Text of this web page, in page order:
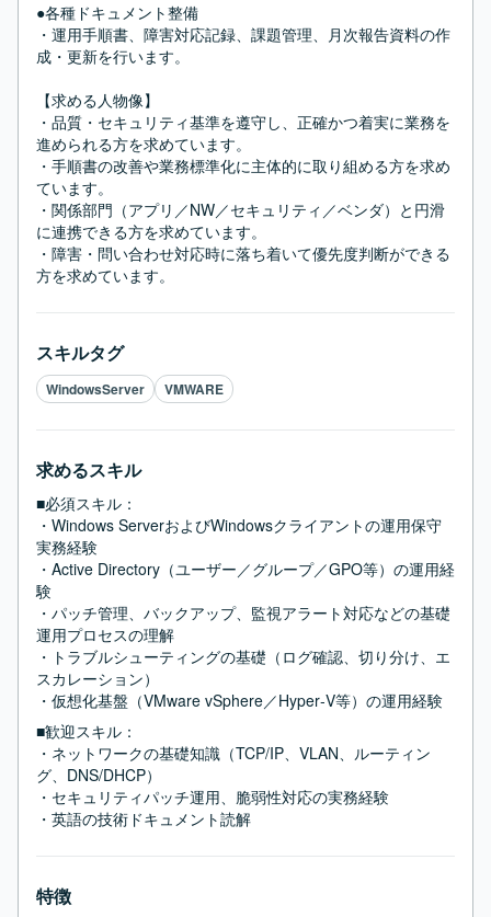
●各種ドキュメント整備
・運用手順書、障害対応記録、課題管理、月次報告資料の作
成・更新を行います。
【求める人物像】
・品質・セキュリティ基準を遵守し、正確かつ着実に業務を
進められる方を求めています。
・手順書の改善や業務標準化に主体的に取り組める方を求め
ています。
・関係部門（アプリ／NW／セキュリティ／ベンダ）と円滑
に連携できる方を求めています。
・障害・問い合わせ対応時に落ち着いて優先度判断ができる
方を求めています。
スキルタグ
WindowsServer VMWARE
求めるスキル
■必須スキル：
・Windows ServerおよびWindowsクライアントの運用保守
実務経験
・Active Directory（ユーザー／グループ／GPO等）の運用経
験
・パッチ管理、バックアップ、監視アラート対応などの基礎
運用プロセスの理解
・トラブルシューティングの基礎（ログ確認、切り分け、エ
スカレーション）
・仮想化基盤（VMware vSphere／Hyper‑V等）の運用経験
■歓迎スキル：
・ネットワークの基礎知識（TCP/IP、VLAN、ルーティン
グ、DNS/DHCP）
・セキュリティパッチ運用、脆弱性対応の実務経験
・英語の技術ドキュメント読解
特徴